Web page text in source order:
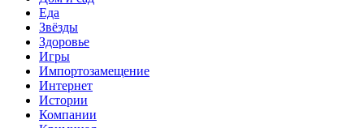
Еда
Звёзды
Здоровье
Игры
Импортозамещение
Интернет
Истории
Компании